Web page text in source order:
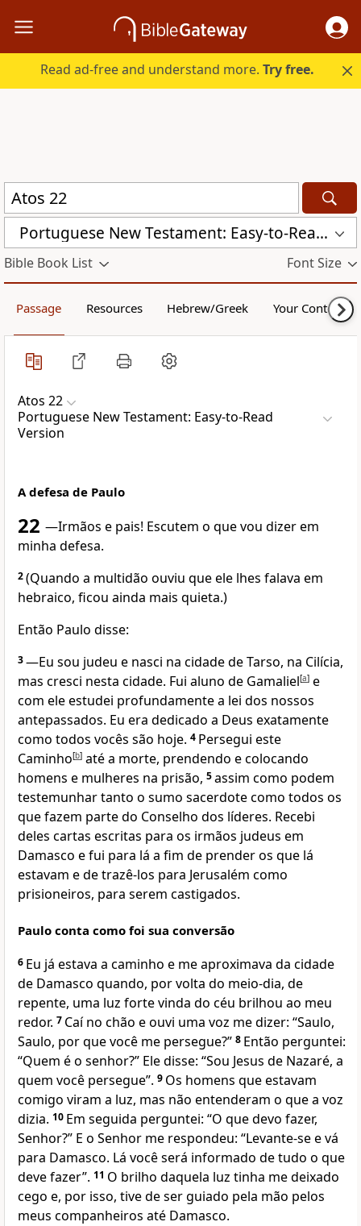
Read ad-free and understand more.Try free.
Portuguese New Testament: Easy-to-Read Version (VFL)
Bible Book List Font Size
Passage Resources Hebrew/Greek Your Content
Atos 22
Portuguese New Testament: Easy-to-Read
Version
A defesa de Paulo
22 —Irmãos e pais! Escutem o que vou dizer em
minha defesa.
2(Quando a multidão ouviu que ele lhes falava em
hebraico, ficou ainda mais quieta.)
Então Paulo disse:
3—Eu sou judeu e nasci na cidade de Tarso, na Cilícia,
mas cresci nesta cidade. Fui aluno de Gamaliel[a] e
com ele estudei profundamente a lei dos nossos
antepassados. Eu era dedicado a Deus exatamente
como todos vocês são hoje. 4 Persegui este
Caminho[b] até a morte, prendendo e colocando
homens e mulheres na prisão, 5assim como podem
testemunhar tanto o sumo sacerdote como todos os
que fazem parte do Conselho dos líderes. Recebi
deles cartas escritas para os irmãos judeus em
Damasco e fui para lá a fim de prender os que lá
estavam e de trazê-los para Jerusalém como
prisioneiros, para serem castigados.
Paulo conta como foi sua conversão
6 Eu já estava a caminho e me aproximava da cidade
de Damasco quando, por volta do meio-dia, de
repente, uma luz forte vinda do céu brilhou ao meu
redor. 7 Caí no chão e ouvi uma voz me dizer: “Saulo,
Saulo, por que você me persegue?” 8 Então perguntei:
“Quem é o senhor?” Ele disse: “Sou Jesus de Nazaré, a
quem você persegue”. 9 Os homens que estavam
comigo viram a luz, mas não entenderam o que a voz
dizia. 10 Em seguida perguntei: “O que devo fazer,
Senhor?” E o Senhor me respondeu: “Levante-se e vá
para Damasco. Lá você será informado de tudo o que
deve fazer”. 11 O brilho daquela luz tinha me deixado
cego e, por isso, tive de ser guiado pela mão pelos
meus companheiros até Damasco.